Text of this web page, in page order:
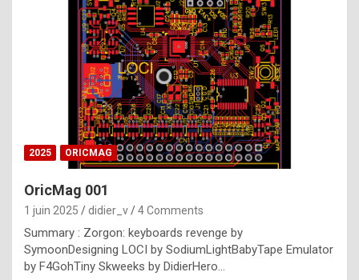
e
s
t
p
h
o
n
y
l
e
2025 ORICMAG
OricMag 001
1 juin 2025 didier_v 4 Comments
Summary : Zorgon: keyboards revenge by
SymoonDesigning LOCI by SodiumLightBabyTape Emulator
by F4GohTiny Skweeks by DidierHero…